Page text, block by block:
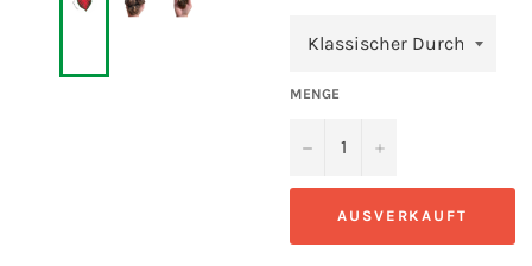
MENGE
− +
AUSVERKAUFT